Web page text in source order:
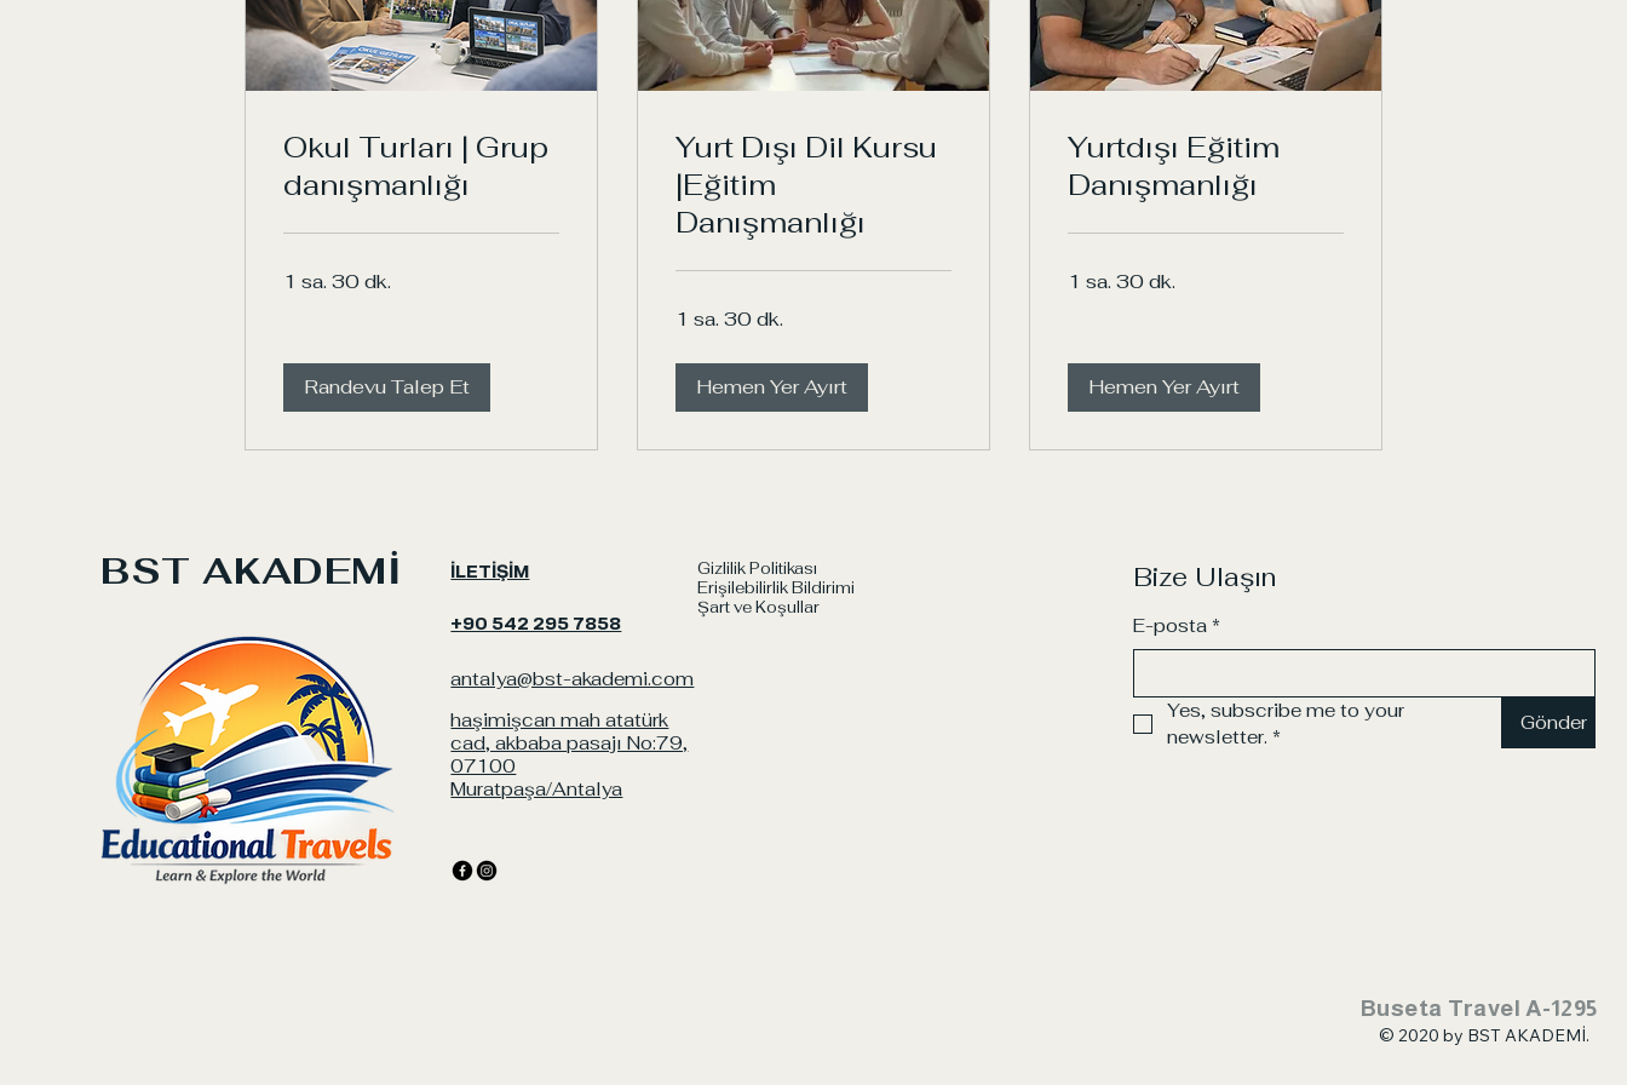
Okul Turları | Grup
danışmanlığı
1 sa. 30 dk.
Randevu Talep Et
Yurt Dışı Dil Kursu
|Eğitim
Danışmanlığı
1 sa. 30 dk.
Hemen Yer Ayırt
Yurtdışı Eğitim
Danışmanlığı
1 sa. 30 dk.
Hemen Yer Ayırt
BST AKADEMİ İLETİŞİM
+90 542 295 7858
antalya@bst-akademi.com
haşimişcan mah atatürk
cad, akbaba pasajı No:79,
07100
Muratpaşa/Antalya
Gizlilik Politikası
Erişilebilirlik Bildirimi
Şart ve Koşullar
Bize Ulaşın
E-posta *
Yes, subscribe me to your
newsletter. *
Gönder
© 2020 by BST AKADEMİ.
Buseta Travel A-1295